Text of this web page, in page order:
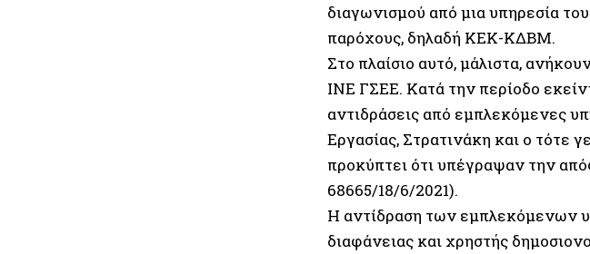
διαγωνισμού από μια υπηρεσία
παρόχους, δηλαδή ΚΕΚ-ΚΔΒΜ.
Στο πλαίσιο αυτό, μάλιστα,
ΙΝΕ ΓΣΕΕ. Κατά την περίοδο
αντιδράσεις από εμπλεκόμενες
Εργασίας, Στρατινάκη και ο τότε
προκύπτει ότι υπέγραψαν την
68665/18/6/2021).
Η αντίδραση των εμπλεκόμενων
διαφάνειας και χρηστής